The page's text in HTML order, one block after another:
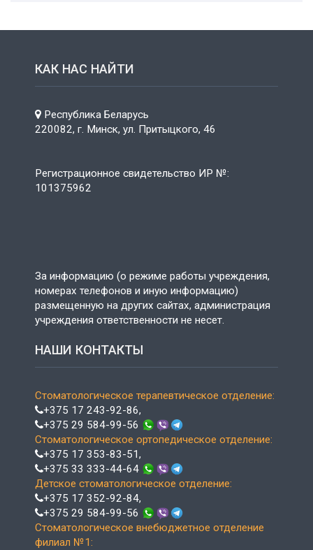
КАК НАС НАЙТИ
Республика Беларусь
220082, г. Минск, ул. Притыцкого, 46
Регистрационное свидетельство ИР №:
101375962
За информацию (о режиме работы учреждения,
номерах телефонов и иную информацию)
размещенную на других сайтах, администрация
учреждения ответственности не несет.
НАШИ КОНТАКТЫ
Стоматологическое терапевтическое отделение:
+375 17 243-92-86,
+375 29 584-99-56
Стоматологическое ортопедическое отделение:
+375 17 353-83-51,
+375 33 333-44-64
Детское стоматологическое отделение:
+375 17 352-92-84,
+375 29 584-99-56
Стоматологическое внебюджетное отделение
филиал №1: